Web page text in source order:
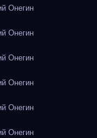
Онегин
Онегин
Онегин
Онегин
Онегин
Онегин